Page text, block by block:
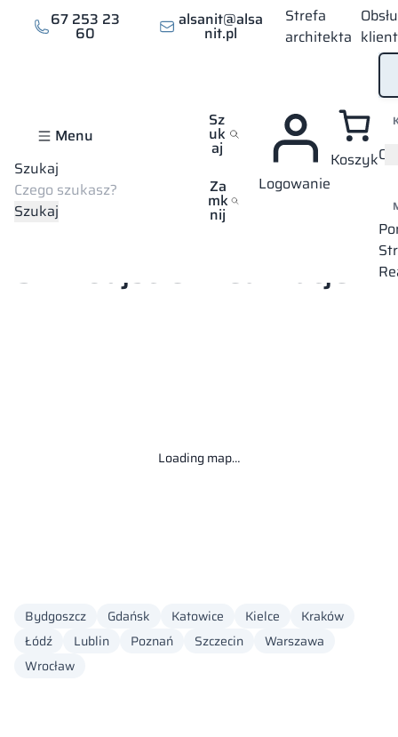
67 253 23
60
alsanit@alsa
nit.pl
Strefa
architekta
Menu
Szukaj
Szukaj
Sz
uk
aj
Za
mk
nij
Logowanie
Koszyk
Mapa wszystkich realizacji
Świnoujście – realizacje
Loading map…
Bydgoszcz Gdańsk Katowice Kielce
Kraków
Łódź
Lublin Poznań Szczecin
Warszawa
Wrocław